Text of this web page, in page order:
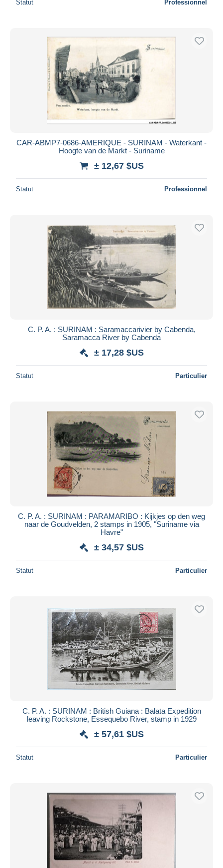
Statut Professionnel
CAR-ABMP7-0686-AMERIQUE - SURINAM - Waterkant -
Hoogte van de Markt - Suriname
± 12,67 $US
Statut Professionnel
C. P. A. : SURINAM : Saramaccarivier by Cabenda,
Saramacca River by Cabenda
± 17,28 $US
Statut Particulier
C. P. A. : SURINAM : PARAMARIBO : Kijkjes op den weg
naar de Goudvelden, 2 stamps in 1905, "Suriname via
Havre"
± 34,57 $US
Statut Particulier
C. P. A. : SURINAM : British Guiana : Balata Expedition
leaving Rockstone, Essequebo River, stamp in 1929
± 57,61 $US
Statut Particulier